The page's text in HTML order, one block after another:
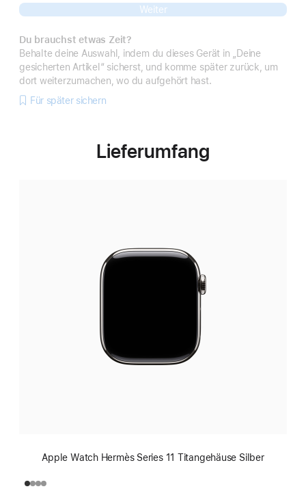
Weiter
Du brauchst etwas Zeit?
Behalte deine Auswahl, indem du dieses Gerät in „Deine
gesicherten Artikel“ sicherst, und komme später zurück, um
dort weiterzumachen, wo du aufgehört hast.
Für später sichern
Lieferumfang
Apple Watch Hermès Series 11 Titangehäuse Silber